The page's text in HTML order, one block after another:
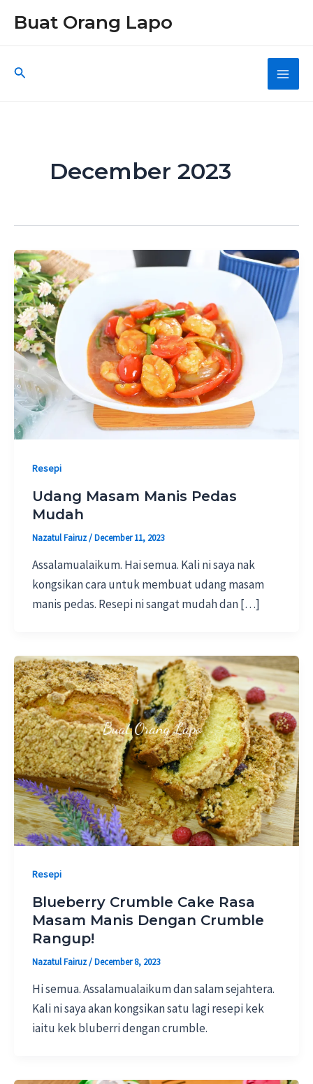
Buat Orang Lapo
Search
Main
December 2023
Resepi
Udang Masam Manis Pedas
Mudah
Nazatul Fairuz/December 11, 2023
Assalamualaikum. Hai semua. Kali ni saya nak
kongsikan cara untuk membuat udang masam
manis pedas. Resepi ni sangat mudah dan […]
Resepi
Blueberry Crumble Cake Rasa
Masam Manis Dengan Crumble
Rangup!
Nazatul Fairuz/December 8, 2023
Hi semua. Assalamualaikum dan salam sejahtera.
Kali ni saya akan kongsikan satu lagi resepi kek
iaitu kek bluberri dengan crumble.